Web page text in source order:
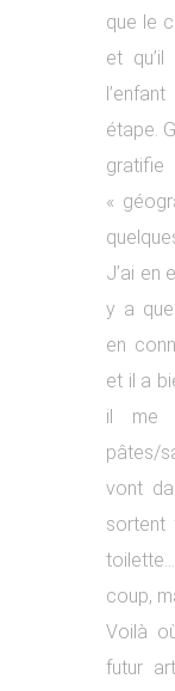
que le
et
étape.
«
J’ai en
y a
en
et il a
il me
pâtes/
vont
sortent
coup,
Voilà
futur